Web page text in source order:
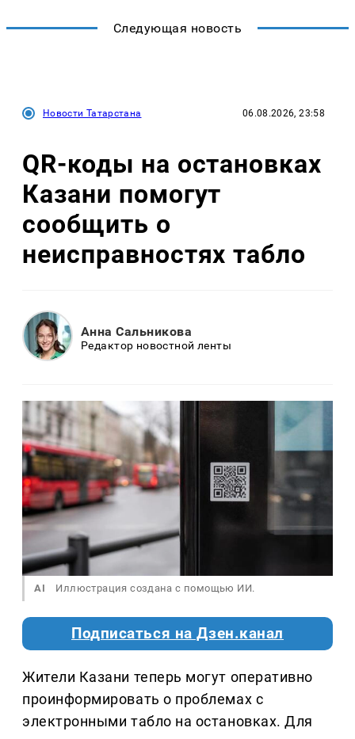
Следующая новость
Новости Татарстана 06.08.2026, 23:58
QR-коды на остановках
Казани помогут
сообщить о
неисправностях табло
Анна Сальникова
Редактор новостной ленты
AI Иллюстрация создана с помощью ИИ.
Подписаться на Дзен.канал
Жители Казани теперь могут оперативно
проинформировать о проблемах с
электронными табло на остановках. Для